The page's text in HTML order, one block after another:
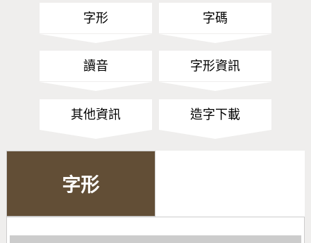
字形 字碼
讀音 字形資訊
其他資訊 造字下載
字形